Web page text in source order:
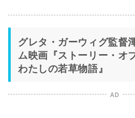
グレタ・ガーウィグ監督
ム映画『ストーリー・オ
わたしの若草物語』
AD